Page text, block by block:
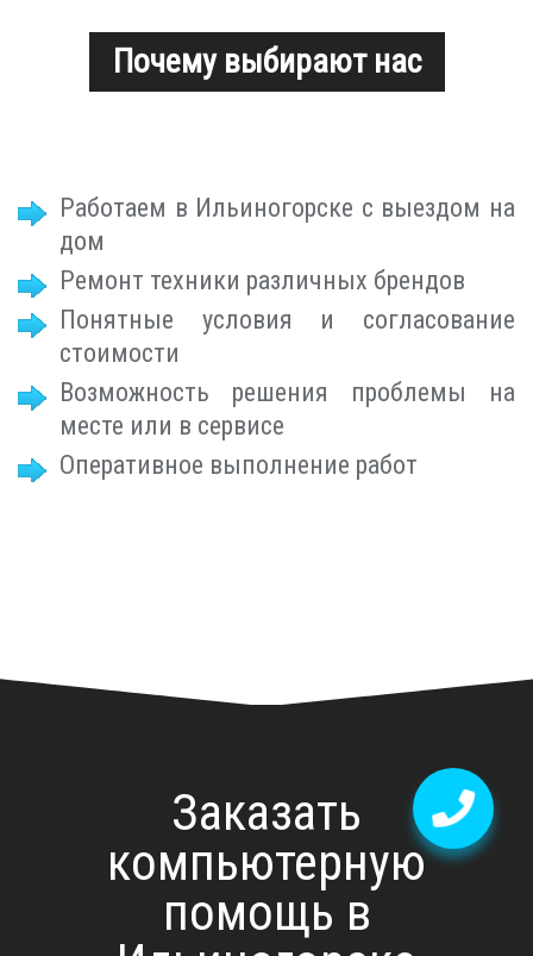
Почему выбирают нас
Работаем в Ильиногорске с выездом на
дом
Ремонт техники различных брендов
Понятные условия и согласование
стоимости
Возможность решения проблемы на
месте или в сервисе
Оперативное выполнение работ
Заказать
компьютерную
помощь в